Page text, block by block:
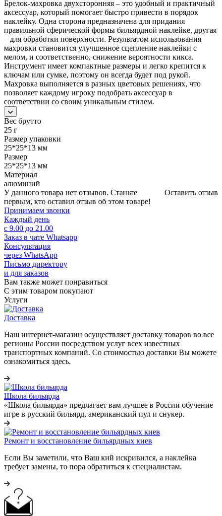
Брелок-махровка двухсторонняя – это удобный и практичный
аксессуар, который помогает быстро привести в порядок
наклейку. Одна сторона предназначена для придания
правильной сферической формы бильярдной наклейке, другая
– для обработки поверхности. Результатом использования
махровки становится улучшенное сцепление наклейки с
мелом, и соответственно, снижение вероятности кикса.
Инструмент имеет компактные размеры и легко крепится к
ключам или сумке, поэтому он всегда будет под рукой.
Махровка выполняется в разных цветовых решениях, что
позволяет каждому игроку подобрать аксессуар в
соответствии со своим уникальным стилем.
Вес брутто
25 г
Размер упаковки
25*25*13 мм
Размер
25*25*13 мм
Материал
алюминий
Оставить отзыв
У данного товара нет отзывов. Станьте
первым, кто оставил отзыв об этом товаре!
Принимаем звонки
Каждый день
с 9.00 до 21.00
Заказ в чате Whatsapp
Консультация
через WhatsApp
Письмо директору
и для заказов
Вам также может понравиться
С этим товаром покупают
Услуги
Доставка
Наш интернет-магазин осуществляет доставку товаров во все
регионы России посредством услуг всех известных
транспортных компаний. Со стоимостью доставки Вы можете
ознакомиться здесь.
Школа бильярда
«Школа бильярда» предлагает вам лучшее в России обучение
игре в русский бильярд, американский пул и снукер.
Ремонт и восстановление бильярдных киев
Если Вы заметили, что Ваш кий искривился, а наклейка
требует замены, то пора обратиться к специалистам.